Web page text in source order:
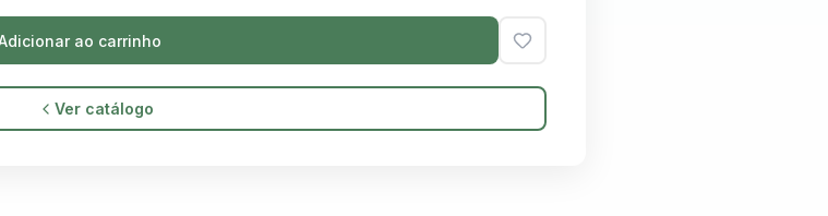
ao carrinho
Ver catálogo